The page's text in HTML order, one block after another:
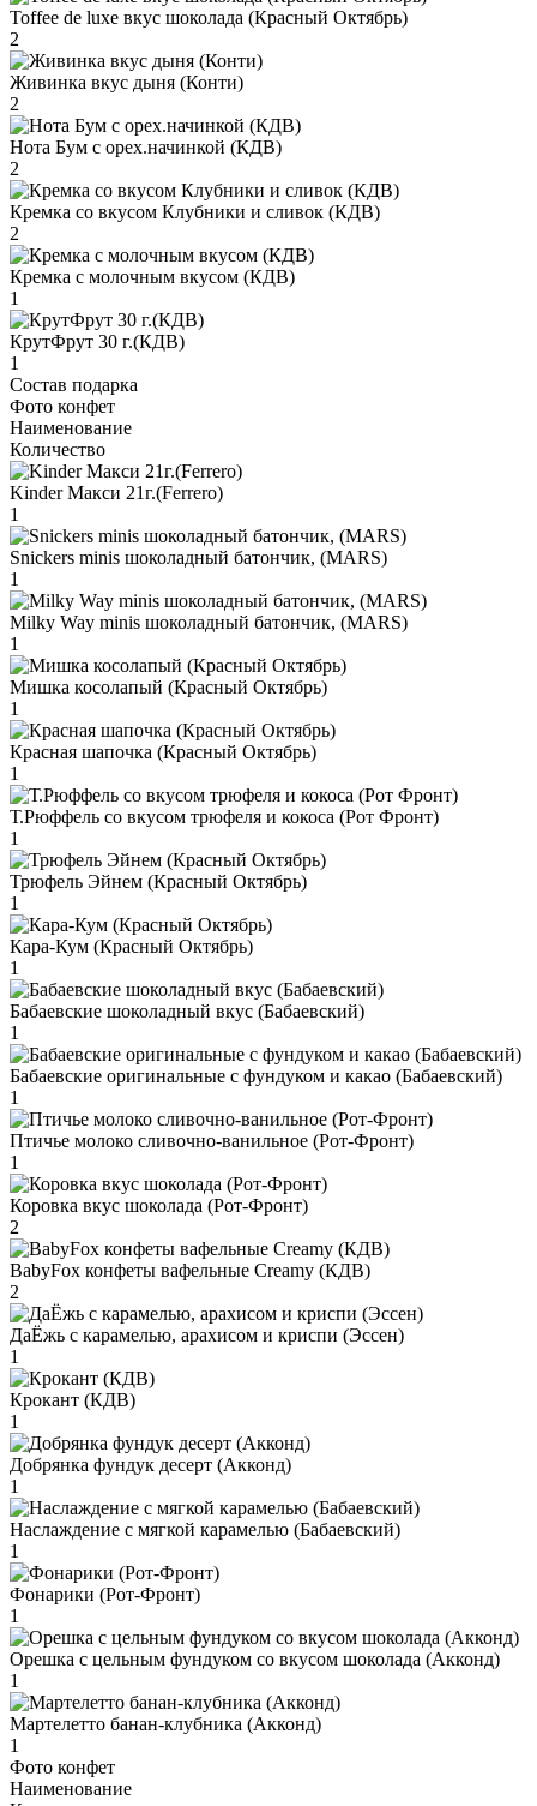
Toffee de luxe вкус шоколада (Красный Октябрь)
2
Живинка вкус дыня (Конти)
2
Нота Бум с орех.начинкой (КДВ)
2
Кремка со вкусом Клубники и сливок (КДВ)
2
Кремка с молочным вкусом (КДВ)
1
КрутФрут 30 г.(КДВ)
1
Состав подарка
Фото конфет
Наименование
Количество
Kinder Макси 21г.(Ferrero)
1
Snickers minis шоколадный батончик, (MARS)
1
Milky Way minis шоколадный батончик, (MARS)
1
Мишка косолапый (Красный Октябрь)
1
Красная шапочка (Красный Октябрь)
1
Т.Рюффель со вкусом трюфеля и кокоса (Рот Фронт)
1
Трюфель Эйнем (Красный Октябрь)
1
Кара-Кум (Красный Октябрь)
1
Бабаевские шоколадный вкус (Бабаевский)
1
Бабаевские оригинальные с фундуком и какао (Бабаевский)
1
Птичье молоко сливочно-ванильное (Рот-Фронт)
1
Коровка вкус шоколада (Рот-Фронт)
2
BabyFox конфеты вафельные Creamy (КДВ)
2
ДаЁжь с карамелью, арахисом и криспи (Эссен)
1
Крокант (КДВ)
1
Добрянка фундук десерт (Акконд)
1
Наслаждение с мягкой карамелью (Бабаевский)
1
Фонарики (Рот-Фронт)
1
Орешка с цельным фундуком со вкусом шоколада (Акконд)
1
Мартелетто банан-клубника (Акконд)
1
Фото конфет
Наименование